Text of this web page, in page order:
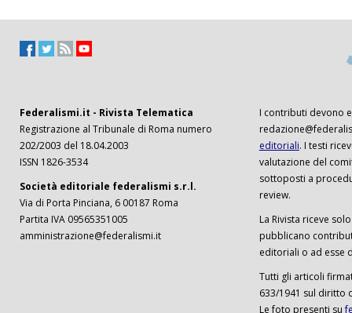
Federalismi.it - Rivista Telematica
Registrazione al Tribunale di Roma numero
202/2003 del 18.04.2003
ISSN 1826-3534
Società editoriale federalismi s.r.l.
Via di Porta Pinciana, 6 00187 Roma
Partita IVA 09565351005
amministrazione@federalismi.it
I contributi devono
editoriali. I testi
valutazione del
sottoposti a
review.
La Rivista riceve
pubblicano
editoriali o ad esse
Tutti gli articoli
633/1941 sul diritto
Le foto presenti su